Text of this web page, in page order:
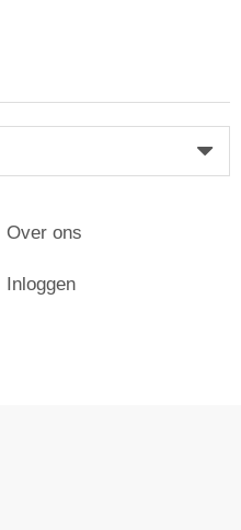
Over ons
Inloggen